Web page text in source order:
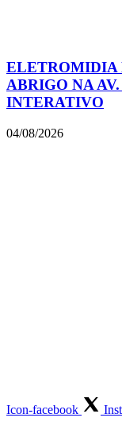
ELETROMIDIA
ABRIGO NA
INTERATIVO
04/08/2026
Icon-facebook